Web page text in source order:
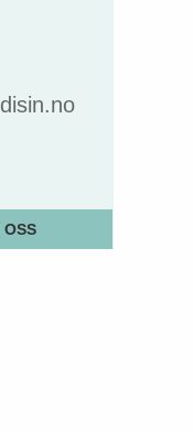
OSS